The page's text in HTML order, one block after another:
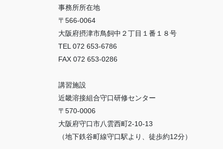
事務所所在地
〒566-0064
大阪府摂津市鳥飼中２丁目１番１８号
TEL 072 653-6786
FAX 072 653-0286
講習施設
近畿溶接組合守口研修センター
〒570-0006
大阪府守口市八雲西町2-10-13
（地下鉄谷町線守口駅より、徒歩約12分）